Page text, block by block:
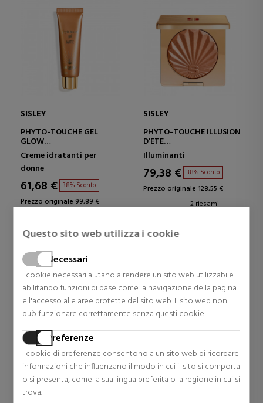
SISLEY
PHYTO-TOUCHE GEL
GLOW
TRATTAMENTO
IDRATANTE E
PROTETTIVO CON
TRUCCO
Creme idratanti per
donne
61,68 € 38% Sconto
Prezzo originale 99,89 €
SISLEY
PHYTO-TOUCHE ILLUSION
D'ETE
CIPRIA ABBRONZANTE
Illuminanti
79,38 € 38% Sconto
Prezzo originale 128,55 €
2 riesami
CURA DEI CAPELLI
VEDI TUTTO
Questo sito web utilizza i cookie
Necessari
I cookie necessari aiutano a rendere un sito web utilizzabile
abilitando funzioni di base come la navigazione della pagina
e l'accesso alle aree protette del sito web. Il sito web non
può funzionare correttamente senza questi cookie.
Preferenze
I cookie di preferenze consentono a un sito web di ricordare
informazioni che influenzano il modo in cui il sito si comporta
o si presenta, come la sua lingua preferita o la regione in cui si
trova.